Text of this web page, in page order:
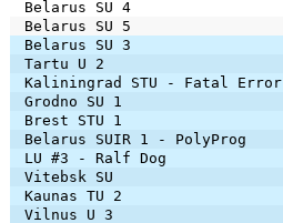
Belarus SU 4
Belarus SU 5
Belarus SU 3
Tartu U 2
Kaliningrad STU - Fatal Error
Grodno SU 1
Brest STU 1
Belarus SUIR 1 - PolyProg
LU #3 - Ralf Dog
Vitebsk SU
Kaunas TU 2
Vilnus U 3